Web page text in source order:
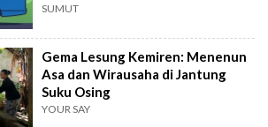
SUMUT
Gema Lesung Kemiren: Menenun
Asa dan Wirausaha di Jantung
Suku Osing
YOUR SAY